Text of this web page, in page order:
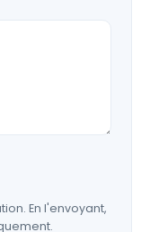
En l'envoyant,